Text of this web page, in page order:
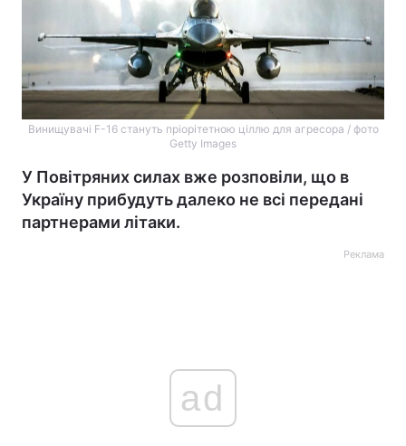
Винищувачі F-16 стануть пріорітетною ціллю для агресора / фото
Getty Images
У Повітряних силах вже розповіли, що в
Україну прибудуть далеко не всі передані
партнерами літаки.
Реклама
ad